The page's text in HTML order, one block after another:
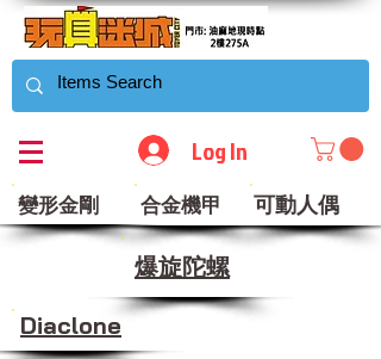
Log In
變形金剛 合金機甲 可動人偶
​爆旋陀螺
Diaclone